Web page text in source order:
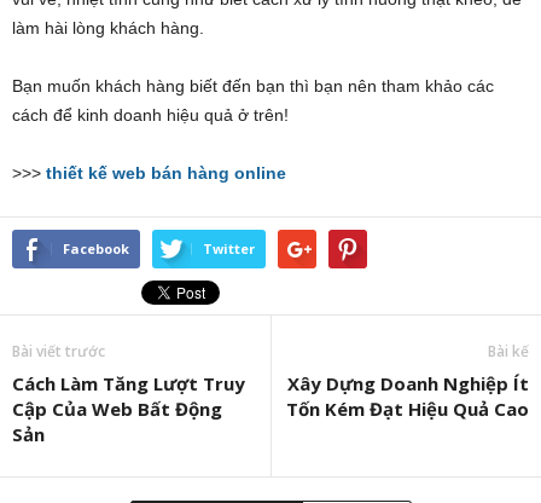
làm hài lòng khách hàng.
Bạn muốn khách hàng biết đến bạn thì bạn nên tham khảo các
cách để kinh doanh hiệu quả ở trên!
>>> thiết kế web bán hàng online
Facebook Twitter
Bài viết trước
Cách Làm Tăng Lượt Truy
Cập Của Web Bất Động
Sản
Bài kế
Xây Dựng Doanh Nghiệp Ít
Tốn Kém Đạt Hiệu Quả Cao